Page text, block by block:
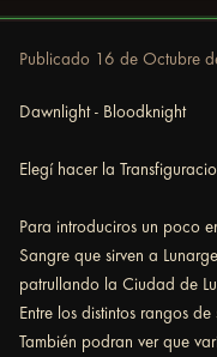
Publicado 16 de Octubre
Dawnlight - Bloodknight
Elegí hacer la
Para introduciros un poco
Sangre que sirven a
patrullando la Ciudad de
Entre los distintos rangos
También podran ver que